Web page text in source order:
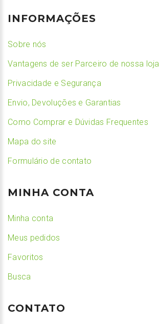
INFORMAÇÕES
Sobre nós
Vantagens de ser Parceiro de nossa loja
Privacidade e Segurança
Envio, Devoluções e Garantias
Como Comprar e Dúvidas Frequentes
Mapa do site
Formulário de contato
MINHA CONTA
Minha conta
Meus pedidos
Favoritos
Busca
CONTATO